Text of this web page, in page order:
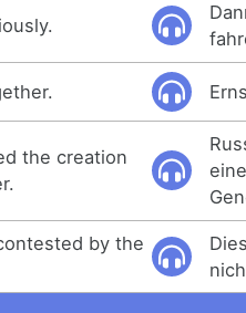
the creation
by the